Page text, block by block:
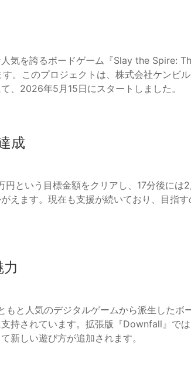
気を誇るボードゲーム『Slay the Spire:
。このプロジェクトは、株式会社ケンビ
、2026年5月15日にスタートしました。
成
という目標金額をクリアし、17分後には
えます。現在も支援が続いており、目指
もと人気のデジタルゲームから派生した
持されています。拡張版『Downfall』で
新しい遊び方が追加されます。